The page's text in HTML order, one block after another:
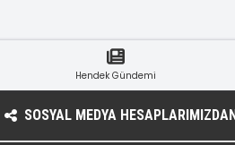
Hendek Gündemi
SOSYAL MEDYA